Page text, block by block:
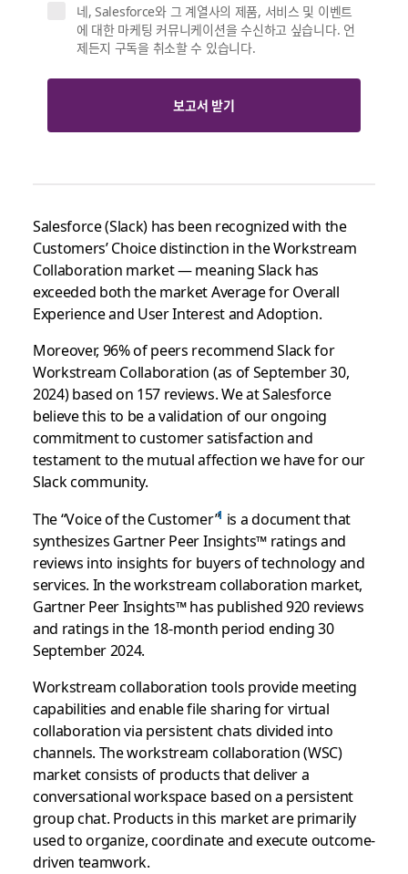
네, Salesforce와 그 계열사의 제품, 서비스 및 이벤트
에 대한 마케팅 커뮤니케이션을 수신하고 싶습니다. 언
제든지 구독을 취소할 수 있습니다.
보고서 받기
Salesforce (Slack) has been recognized with the
Customers’ Choice distinction in the Workstream
Collaboration market — meaning Slack has
exceeded both the market Average for Overall
Experience and User Interest and Adoption.
Moreover, 96% of peers recommend Slack for
Workstream Collaboration (as of September 30,
2024) based on 157 reviews. We at Salesforce
believe this to be a validation of our ongoing
commitment to customer satisfaction and
testament to the mutual affection we have for our
Slack community.
The “Voice of the Customer” is a document that
synthesizes Gartner Peer Insights™ ratings and
reviews into insights for buyers of technology and
services. In the workstream collaboration market,
Gartner Peer Insights™ has published 920 reviews
and ratings in the 18-month period ending 30
September 2024.
Workstream collaboration tools provide meeting
capabilities and enable file sharing for virtual
collaboration via persistent chats divided into
channels. The workstream collaboration (WSC)
market consists of products that deliver a
conversational workspace based on a persistent
group chat. Products in this market are primarily
used to organize, coordinate and execute outcome-
driven teamwork.